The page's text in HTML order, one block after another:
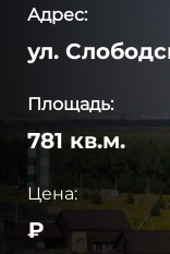
Адрес:
ул.
Площадь:
781 кв.м.
Цена:
₽